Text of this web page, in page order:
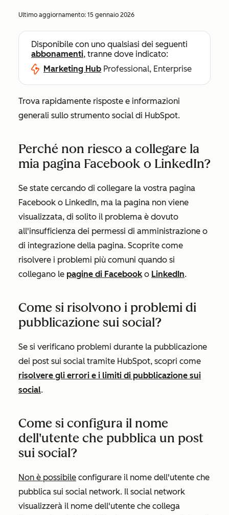
Ultimo aggiornamento: 15 gennaio 2026
Disponibile con uno qualsiasi dei seguenti
abbonamenti, tranne dove indicato:
Marketing Hub Professional, Enterprise
Trova rapidamente risposte e informazioni
generali sullo strumento social di HubSpot.
Perché non riesco a collegare la
mia pagina Facebook o LinkedIn?
Se state cercando di collegare la vostra pagina
Facebook o LinkedIn, ma la pagina non viene
visualizzata, di solito il problema è dovuto
all'insufficienza dei permessi di amministrazione o
di integrazione della pagina. Scoprite come
risolvere i problemi più comuni quando si
collegano le pagine di Facebooko LinkedIn.
Come si risolvono i problemi di
pubblicazione sui social?
Se si verificano problemi durante la pubblicazione
dei post sui social tramite HubSpot, scopri come
risolvere gli errori e i limiti di pubblicazione sui
social.
Come si configura il nome
dell'utente che pubblica un post
sui social?
Non è possibile configurare il nome dell'utente che
pubblica sui social network. Il social network
visualizzerà il nome dell'utente che collega